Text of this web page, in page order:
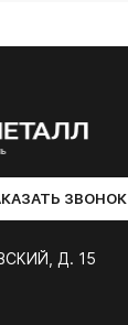
ЗВОНОК
Д. 15